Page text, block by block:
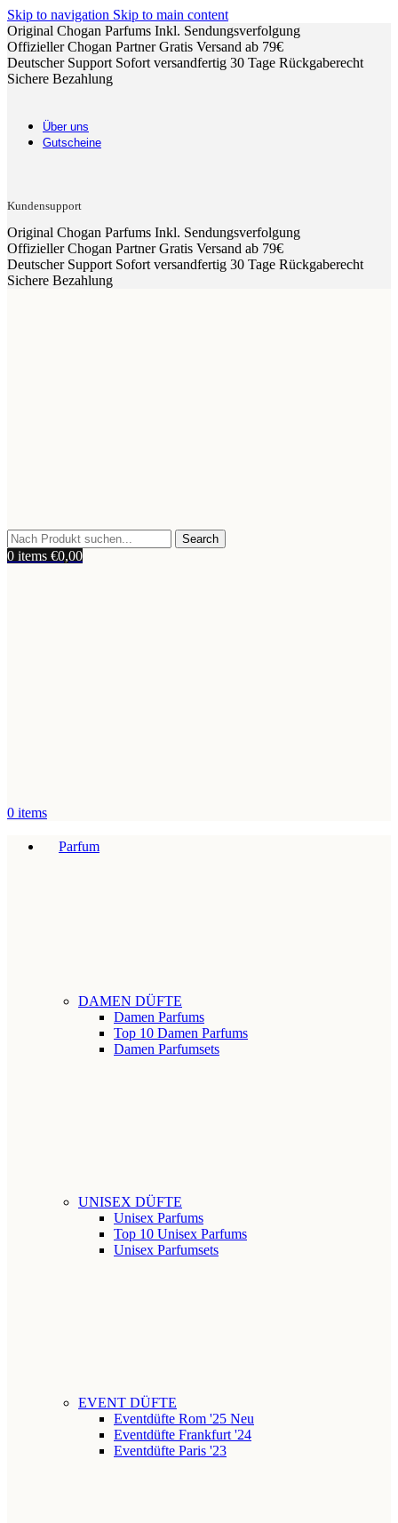
Skip to navigation Skip to main content
Original Chogan Parfums Inkl. Sendungsverfolgung
Offizieller Chogan PartnerGratis Versand ab 79€
Deutscher Support Sofort versandfertig 30 Tage Rückgaberecht
Sichere Bezahlung
Über uns
Gutscheine
Kundensupport
Original Chogan Parfums Inkl. Sendungsverfolgung
Offizieller Chogan PartnerGratis Versand ab 79€
Deutscher Support Sofort versandfertig 30 Tage Rückgaberecht
Sichere Bezahlung
Search
0 items €0,00
0 items
Parfum
DAMEN DÜFTE
Damen Parfums
Top 10 Damen Parfums
Damen Parfumsets
UNISEX DÜFTE
Unisex Parfums
Top 10 Unisex Parfums
Unisex Parfumsets
EVENT DÜFTE
Eventdüfte Rom '25 Neu
Eventdüfte Frankfurt '24
Eventdüfte Paris '23